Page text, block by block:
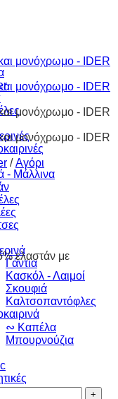
- Μάλλινα
Γάντια
Κασκόλ - Λαιμοί
Σκουφιά
Καλτσοπαντόφλες
∾ Καπέλα
Μπουρνούζια
/ Αγόρι
ελαστάν με